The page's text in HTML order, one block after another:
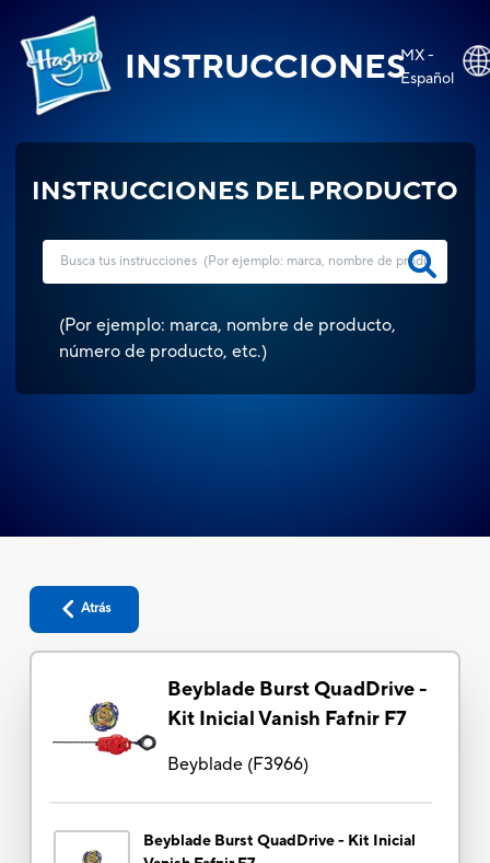
INSTRUCCIONESMX -
Español
INSTRUCCIONES DEL PRODUCTO
(Por ejemplo: marca, nombre de producto,
número de producto, etc.)
Atrás
Beyblade Burst QuadDrive -
Kit Inicial Vanish Fafnir F7
Beyblade(F3966)
Beyblade Burst QuadDrive - Kit Inicial